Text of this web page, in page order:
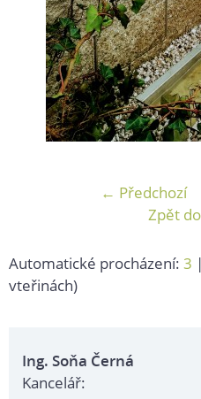
← Předchozí
Zpět
Automatické procházení: 3 |
vteřinách)
Ing. Soňa Černá
Kancelář: